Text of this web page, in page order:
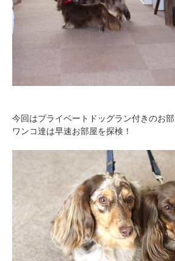
今回はプライベートドッグラン付きのお部
ワンコ達は早速お部屋を探検！
PECOアプリをダウンロード
アプリで開く